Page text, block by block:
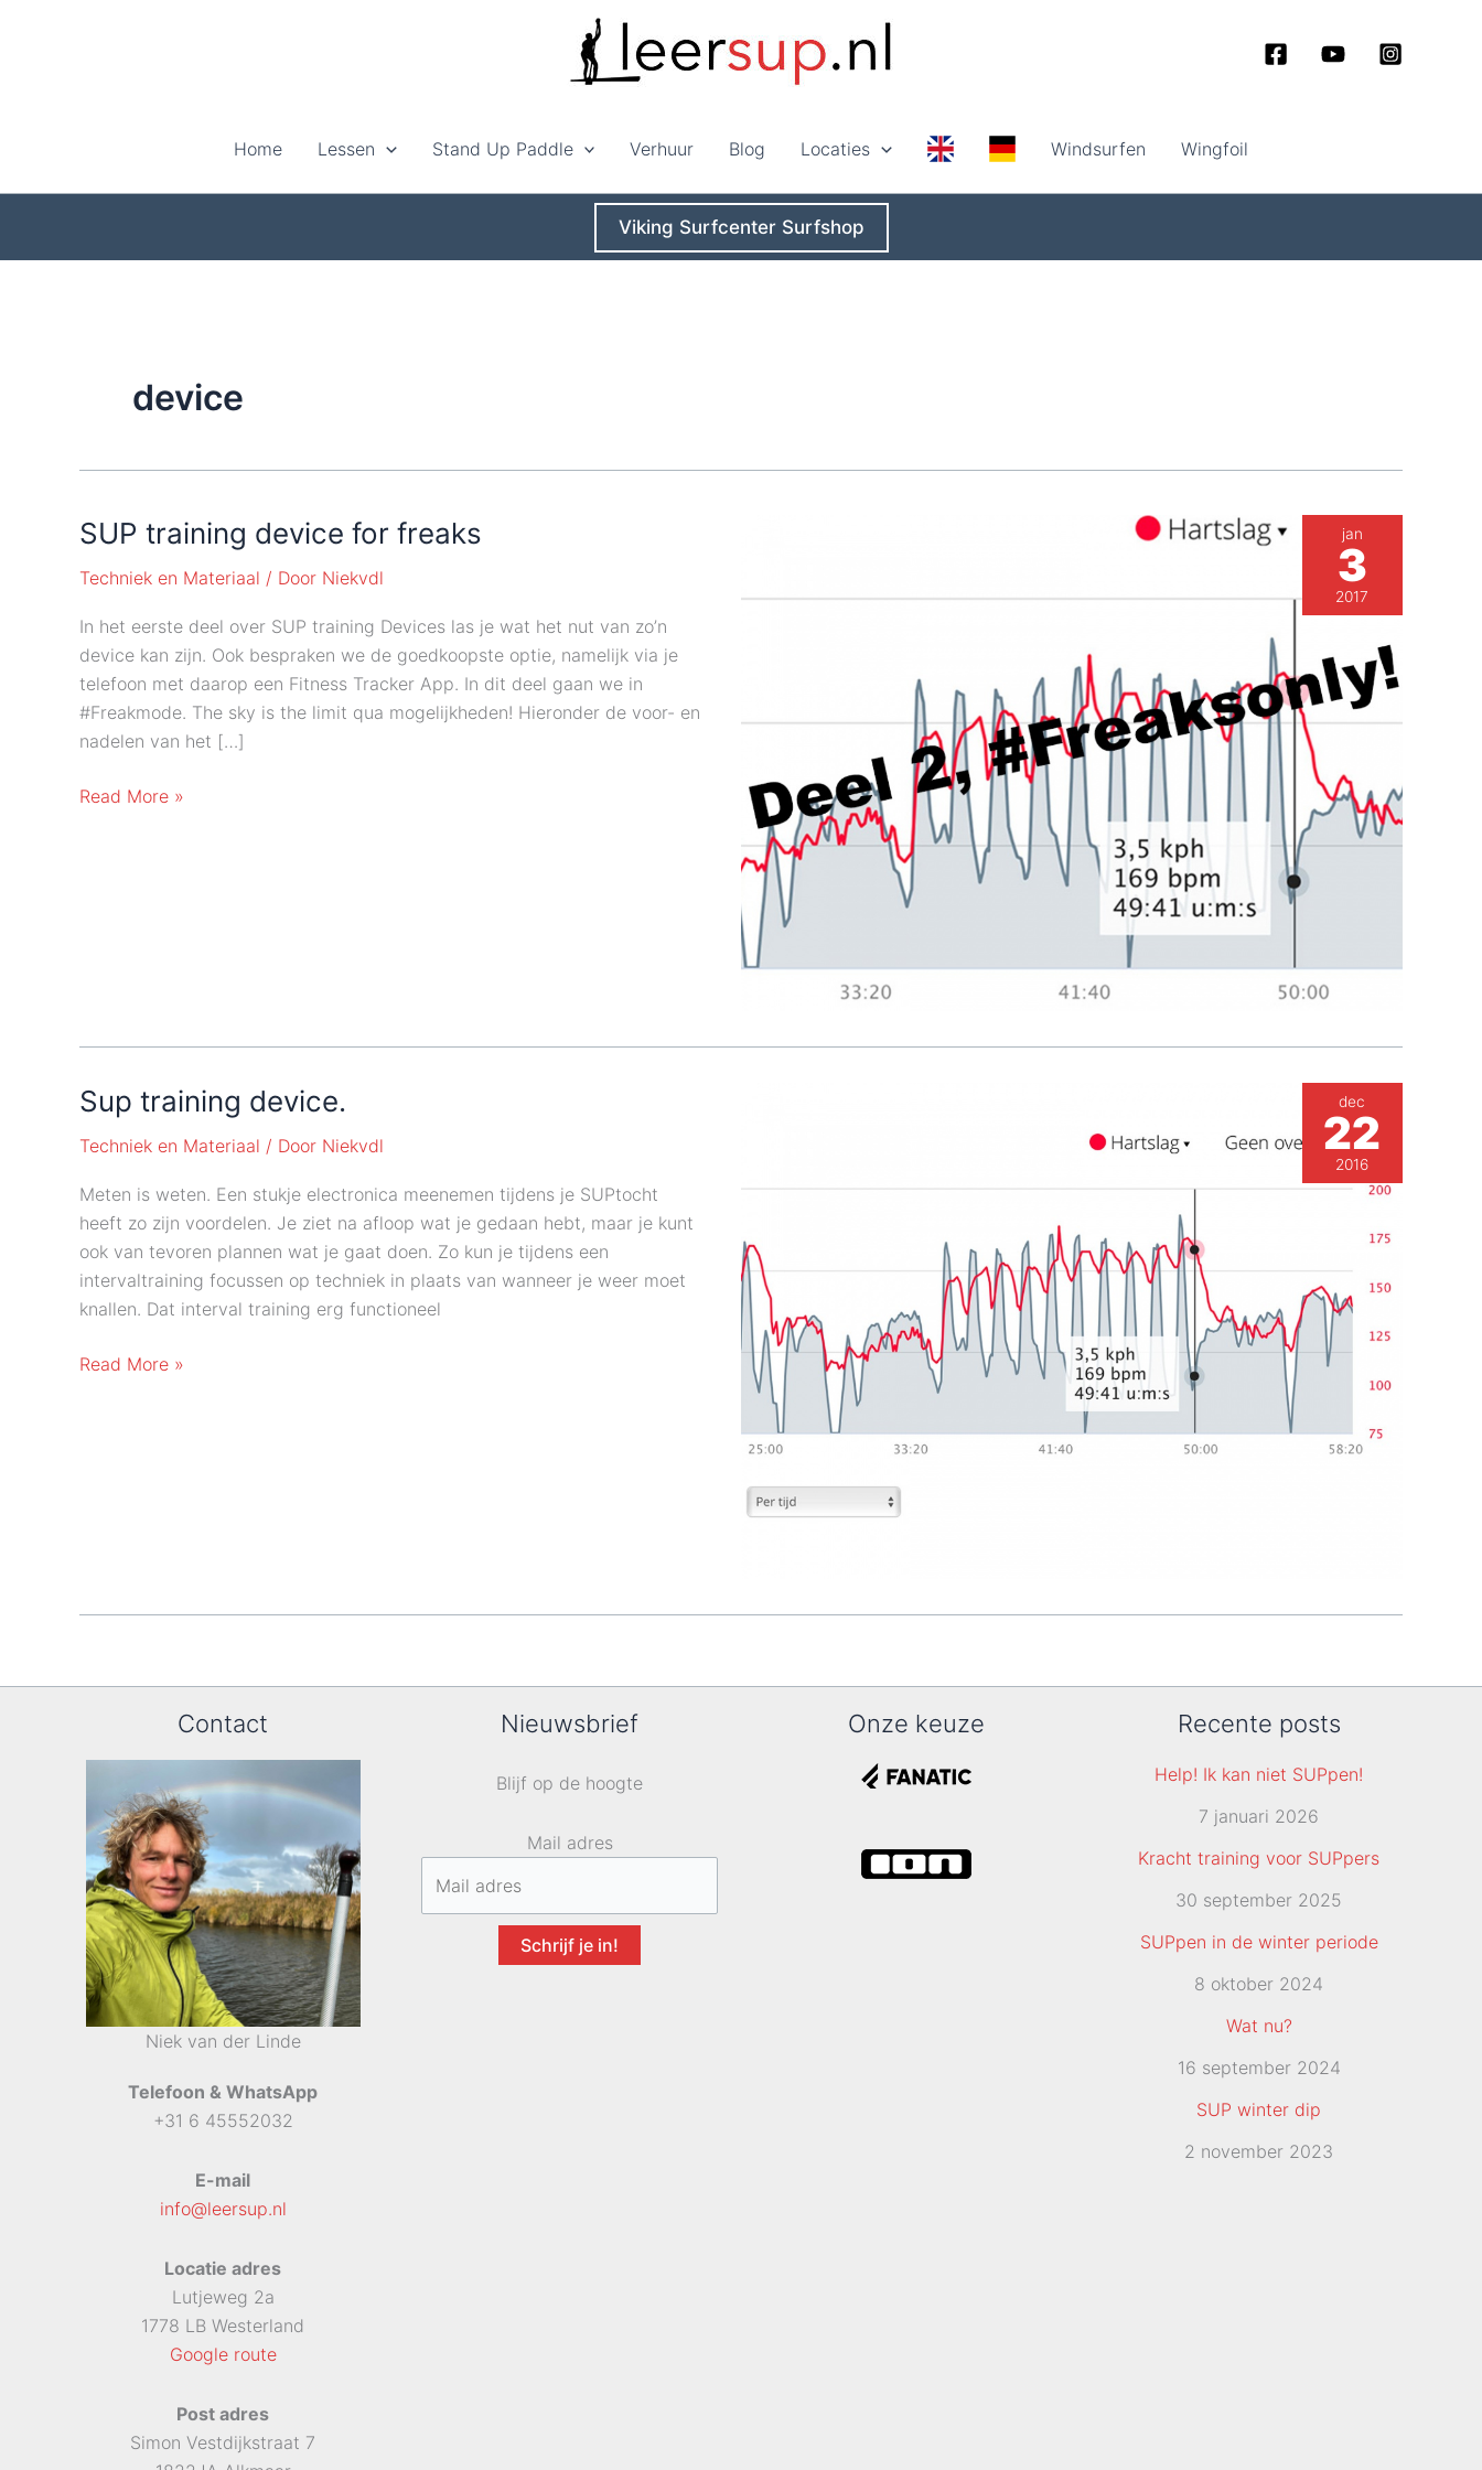
Home Lessen Stand Up Paddle Verhuur Blog Locaties Windsurfen Wingfoil
Viking Surfcenter Surfshop
device
SUP training device for freaks
Techniek en Materiaal / Door Niekvdl
In het eerste deel over SUP training Devices las je wat het nut van zo’n
device kan zijn. Ook bespraken we de goedkoopste optie, namelijk via je
telefoon met daarop een Fitness Tracker App. In dit deel gaan we in
#Freakmode. The sky is the limit qua mogelijkheden! Hieronder de voor- en
nadelen van het […]
SUP
Read More »
jan
3
2017
Sup training device.
Techniek en Materiaal / Door Niekvdl
Meten is weten. Een stukje electronica meenemen tijdens je SUPtocht
heeft zo zijn voordelen. Je ziet na afloop wat je gedaan hebt, maar je kunt
ook van tevoren plannen wat je gaat doen. Zo kun je tijdens een
intervaltraining focussen op techniek in plaats van wanneer je weer moet
knallen. Dat interval training erg functioneel
Sup
Read More »
dec
22
2016
Contact
Niek van der Linde
Telefoon & WhatsApp
+31 6 45552032
E-mail
info@leersup.nl
Locatie adres
Lutjeweg 2a
1778 LB Westerland
Google route
Post adres
Simon Vestdijkstraat 7
Nieuwsbrief
Blijf op de hoogte
Mail adres
Schrijf je in!
Onze keuze Recente posts
Help! Ik kan niet SUPpen!
7 januari 2026
Kracht training voor SUPpers
30 september 2025
SUPpen in de winter periode
8 oktober 2024
Wat nu?
16 september 2024
SUP winter dip
2 november 2023